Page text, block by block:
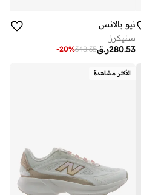
نيو بالانس
سنيكرز
ر.ق280.53
348.35
-20%
الأكثر مشاهدة